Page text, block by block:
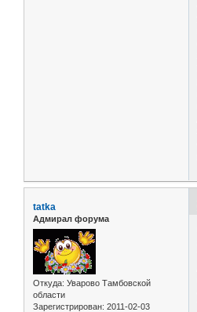
tatka
Адмирал форума
Откуда: Уварово Тамбовской
области
Зарегистрирован: 2011-02-03